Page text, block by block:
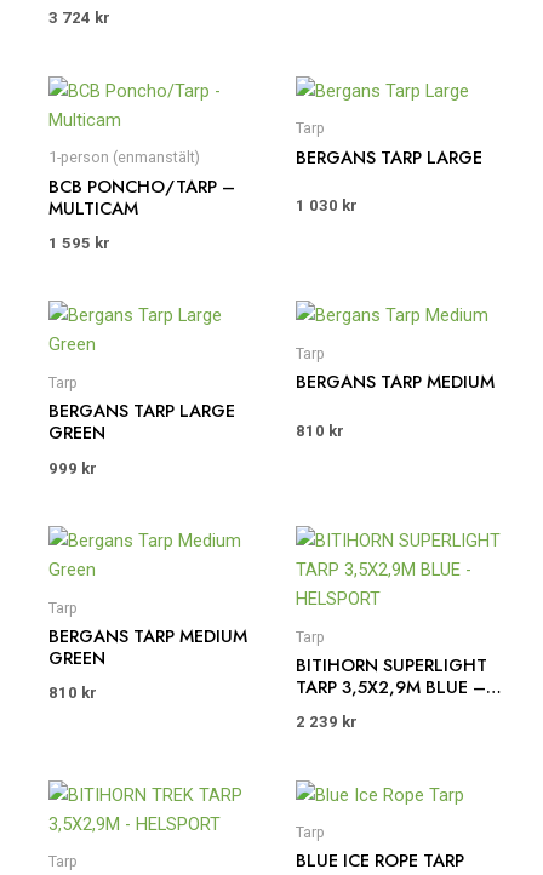
3 724 kr
1-person (enmanstält)
BCB PONCHO/TARP –
MULTICAM
1 595 kr
Tarp
BERGANS TARP LARGE
1 030 kr
Tarp
BERGANS TARP LARGE
GREEN
999 kr
Tarp
BERGANS TARP MEDIUM
810 kr
Tarp
BERGANS TARP MEDIUM
GREEN
810 kr
Tarp
BITIHORN SUPERLIGHT
TARP 3,5X2,9M BLUE –
2 239 kr
Tarp
Tarp
BLUE ICE ROPE TARP